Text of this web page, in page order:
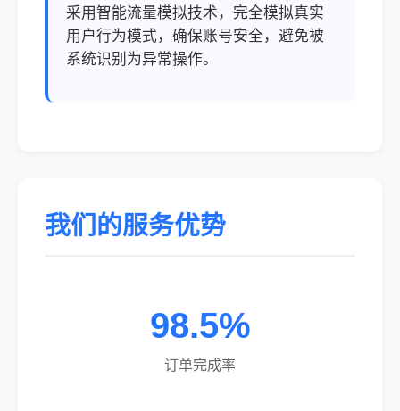
采用智能流量模拟技术，完全模拟真实
用户行为模式，确保账号安全，避免被
系统识别为异常操作。
我们的服务优势
98.5%
订单完成率